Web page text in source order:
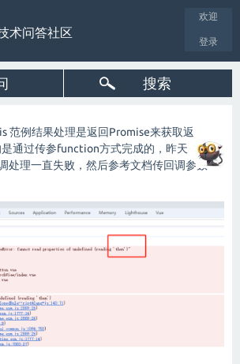
欢迎
登录
术问答社区
搜索
范例结果处理是返回Promise来获取返
通过传参function方式完成的，昨天
处理一直失败，然后参考文档传回调参数